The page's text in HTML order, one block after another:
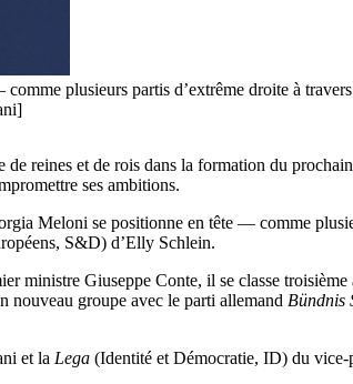
plusieurs partis d’extrême droite à
reines et de rois dans la formation du
ses ambitions.
Meloni se positionne en tête — comme
S&D) d’Elly Schlein.
ministre Giuseppe Conte, il se classe
nouveau groupe avec le parti allemand Bündnis
et la Lega (Identité et Démocratie, ID) du